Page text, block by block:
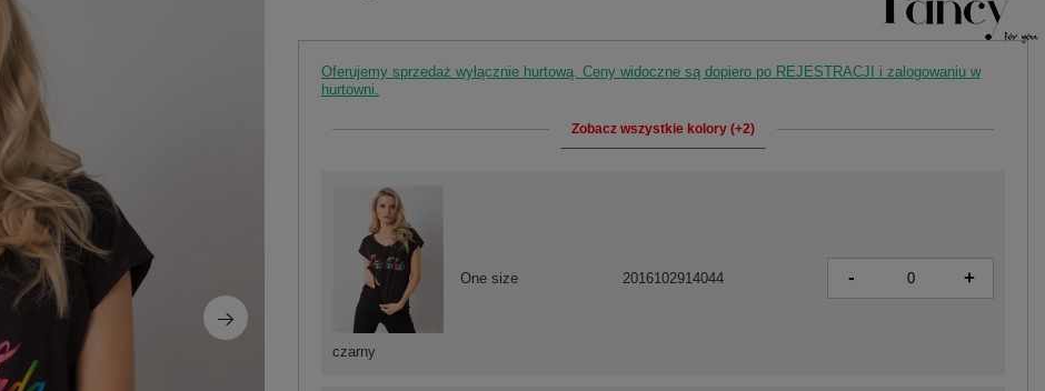
Oferujemy sprzedaż wyłącznie hurtową. Ceny widoczne są dopiero po REJESTRACJI i zalogowaniu w
hurtowni.
Zobacz wszystkie kolory (+2)
czarny
One size 2016102914044 - +